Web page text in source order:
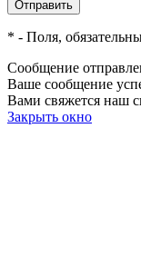
* - Поля,
Сообщение
Ваше сообщение
Вами свяжется наш
Закрыть окно